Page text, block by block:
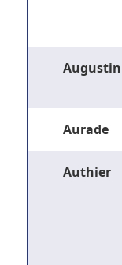
Augustin
Aurade
Authier